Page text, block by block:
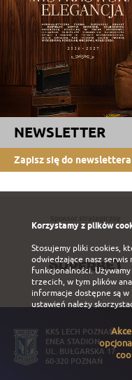
NEWSLETTER
Zapisz się do newslettera
KKS LECH POZNAŃ S.A.
ENEA STADION
UL. BUŁGARSKA 17
60-320 POZNAŃ
Korzystamy z plików
Stosujemy pliki cookies,
odwiedzające nasz serwis
funkcjonalności.
trzecich, w tym plików
informacje dostępne są w
ustawień należy